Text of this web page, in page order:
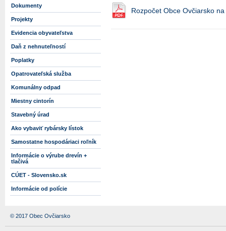
Dokumenty
Projekty
Evidencia obyvateľstva
Daň z nehnuteľností
Poplatky
Opatrovateľská služba
Komunálny odpad
Miestny cintorín
Stavebný úrad
Ako vybaviť rybársky lístok
Samostatne hospodáriaci roľník
Informácie o výrube drevín +
tlačivá
CÚET - Slovensko.sk
Informácie od polície
Rozpočet Obce Ovčiarsko
© 2017 Obec Ovčiarsko